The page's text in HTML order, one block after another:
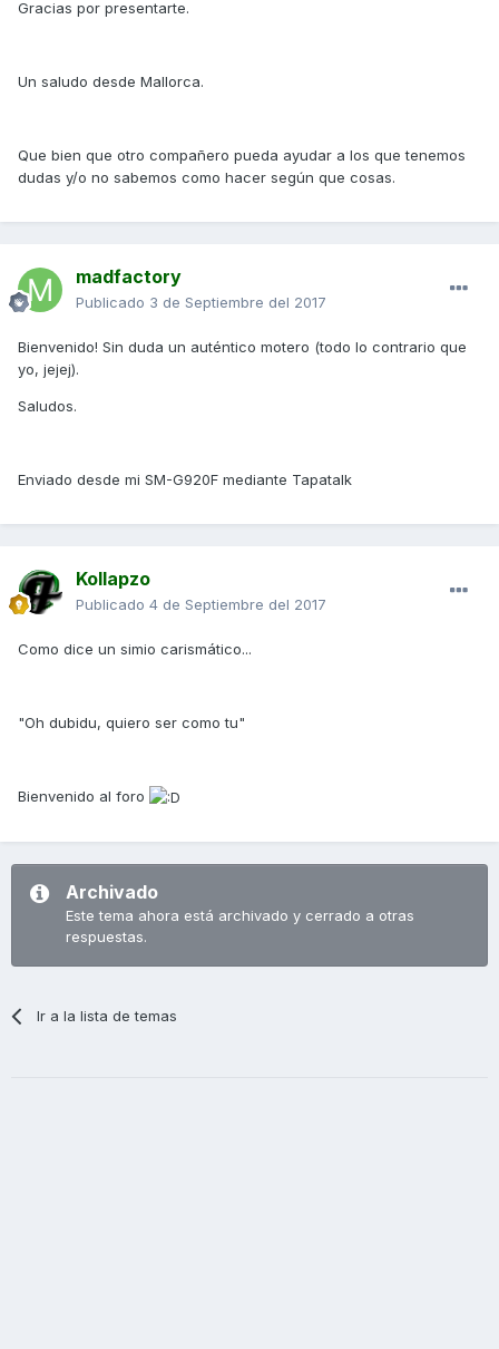
Gracias por presentarte.
Un saludo desde Mallorca.
Que bien que otro compañero pueda ayudar a los que tenemos
dudas y/o no sabemos como hacer según que cosas.
madfactory
Publicado 3 de Septiembre del 2017
Bienvenido! Sin duda un auténtico motero (todo lo contrario que
yo, jejej).
Saludos.
Enviado desde mi SM-G920F mediante Tapatalk
Kollapzo
Publicado 4 de Septiembre del 2017
Como dice un simio carismático...
"Oh dubidu, quiero ser como tu"
Bienvenido al foro
Archivado
Este tema ahora está archivado y cerrado a otras
respuestas.
Ir a la lista de temas